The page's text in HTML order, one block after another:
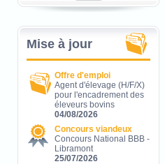
Mise à jour
Offre d'emploi
Agent d'élevage (H/F/X)
pour l'encadrement des
éleveurs bovins
04/08/2026
Concours viandeux
Concours National BBB -
Libramont
25/07/2026